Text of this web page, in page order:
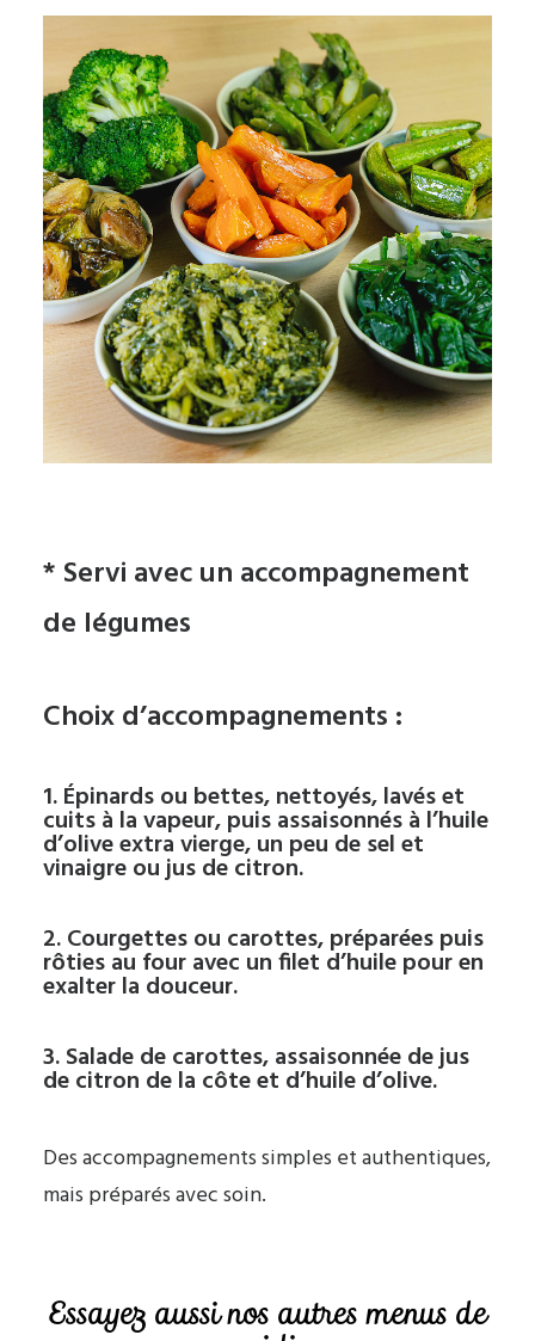
* Servi avec un accompagnement
de légumes
Choix d’accompagnements :
1. Épinards ou bettes, nettoyés, lavés et
cuits à la vapeur, puis assaisonnés à l’huile
d’olive extra vierge, un peu de sel et
vinaigre ou jus de citron.
2. Courgettes ou carottes, préparées puis
rôties au four avec un filet d’huile pour en
exalter la douceur.
3. Salade de carottes, assaisonnée de jus
de citron de la côte et d’huile d’olive.
Des accompagnements simples et authentiques,
mais préparés avec soin.
Essayez aussi nos autres menus de